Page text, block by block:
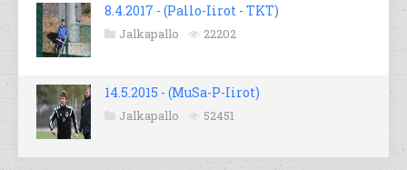
8.4.2017 - (Pallo-Iirot - TKT)
Jalkapallo 22202
14.5.2015 - (MuSa-P-Iirot)
Jalkapallo 52451